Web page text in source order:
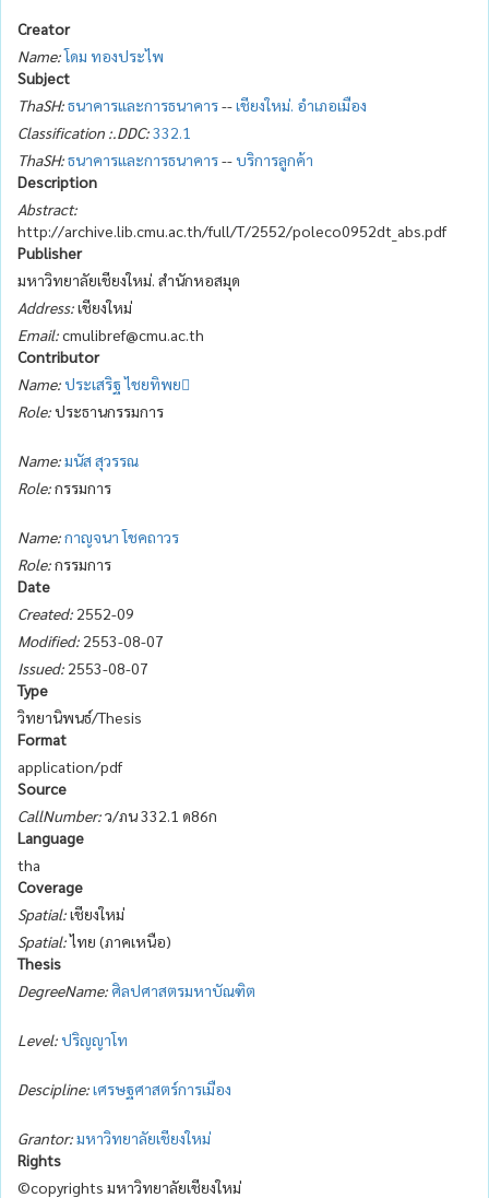
Creator
Name:โดม ทองประไพ
Subject
ThaSH:ธนาคารและการธนาคาร--เชียงใหม่. อำเภอเมือง
Classification :.DDC:332.1
ThaSH:ธนาคารและการธนาคาร--บริการลูกค้า
Description
Abstract:
http://archive.lib.cmu.ac.th/full/T/2552/poleco0952dt_abs.pdf
Publisher
มหาวิทยาลัยเชียงใหม่. สำนักหอสมุด
Address:เชียงใหม่
Email:cmulibref@cmu.ac.th
Contributor
Name:ประเสริฐ ไชยทิพย
Role:ประธานกรรมการ
Name:มนัส สุวรรณ
Role:กรรมการ
Name:กาญจนา โชคถาวร
Role:กรรมการ
Date
Created: 2552-09
Modified: 2553-08-07
Issued: 2553-08-07
Type
วิทยานิพนธ์/Thesis
Format
application/pdf
Source
CallNumber:ว/ภน 332.1 ด86ก
Language
tha
Coverage
Spatial:เชียงใหม่
Spatial:ไทย (ภาคเหนือ)
Thesis
DegreeName: ศิลปศาสตรมหาบัณฑิต
Level:ปริญญาโท
Descipline:เศรษฐศาสตร์การเมือง
Grantor:มหาวิทยาลัยเชียงใหม่
Rights
©copyrights มหาวิทยาลัยเชียงใหม่